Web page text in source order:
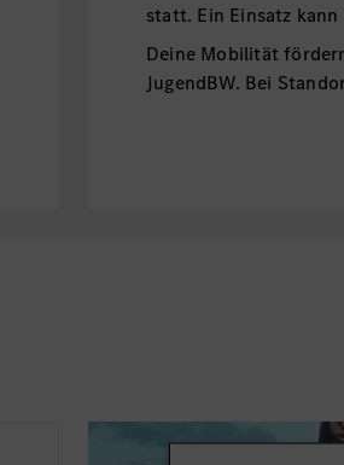
statt. Ein Einsatz
Deine Mobilität
JugendBW. Bei